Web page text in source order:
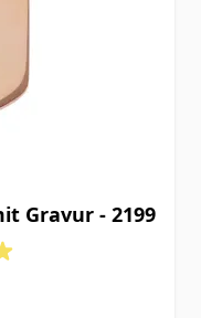
Gravur - 2199